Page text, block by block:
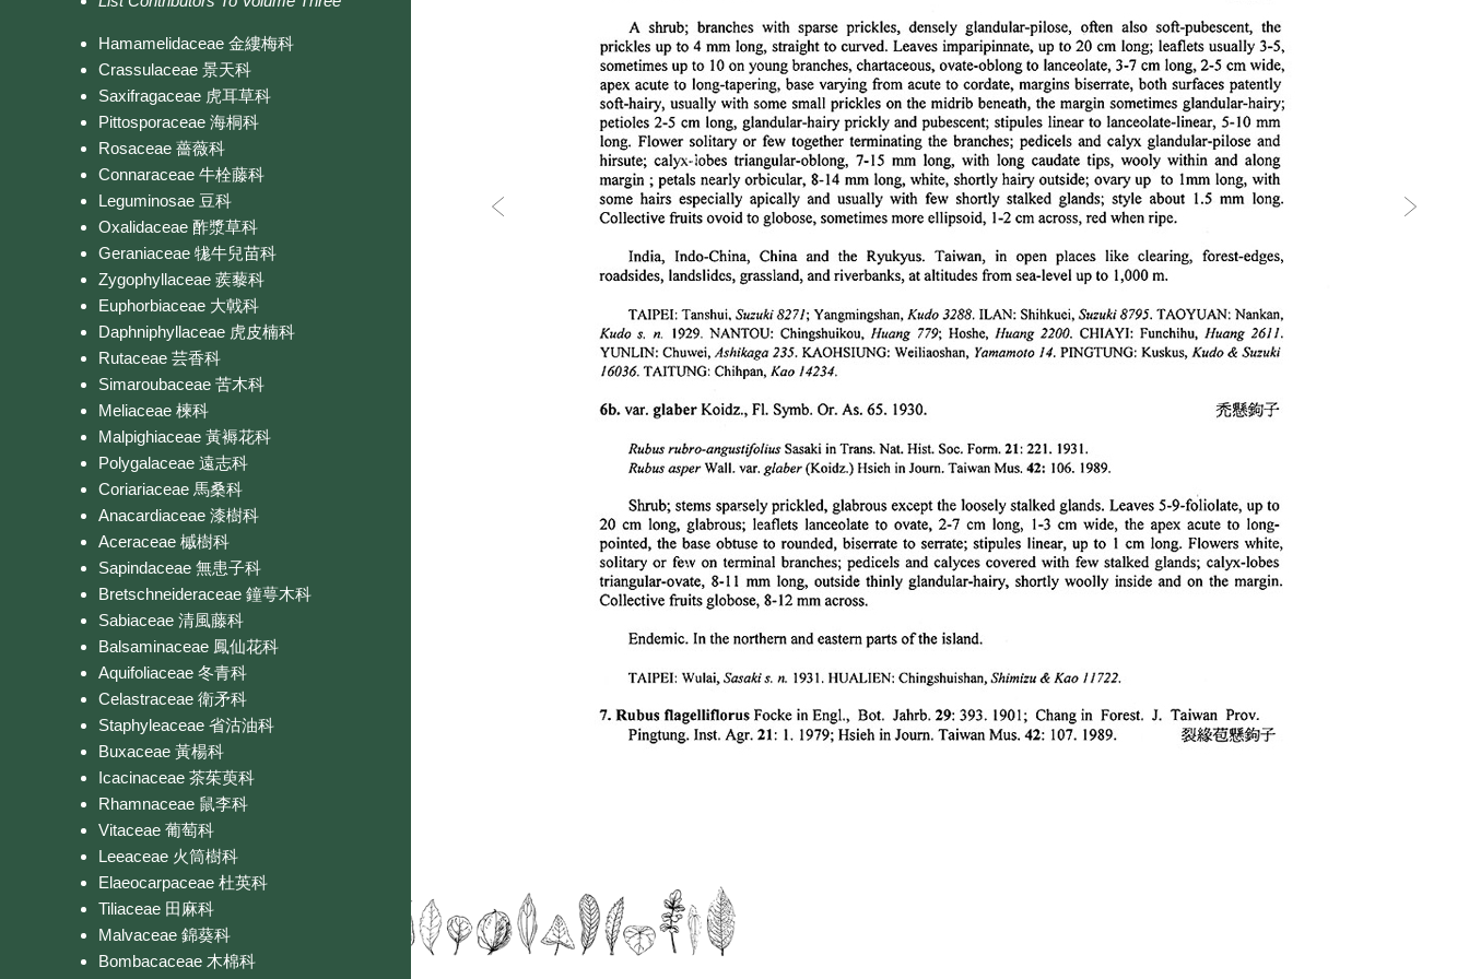
Hamamelidaceae 金縷梅科
Crassulaceae 景天科
Saxifragaceae 虎耳草科
Pittosporaceae 海桐科
Rosaceae 薔薇科
Connaraceae 牛栓藤科
Leguminosae 豆科
Oxalidaceae 酢漿草科
Geraniaceae 牻牛兒苗科
Zygophyllaceae 蒺藜科
Euphorbiaceae 大戟科
Daphniphyllaceae 虎皮楠科
Rutaceae 芸香科
Simaroubaceae 苦木科
Meliaceae 楝科
Malpighiaceae 黃褥花科
Polygalaceae 遠志科
Coriariaceae 馬桑科
Anacardiaceae 漆樹科
Aceraceae 槭樹科
Sapindaceae 無患子科
Bretschneideraceae 鐘萼木科
Sabiaceae 清風藤科
Balsaminaceae 鳳仙花科
Aquifoliaceae 冬青科
Celastraceae 衛矛科
Staphyleaceae 省沽油科
Buxaceae 黃楊科
Icacinaceae 茶茱萸科
Rhamnaceae 鼠李科
Vitaceae 葡萄科
Leeaceae 火筒樹科
Elaeocarpaceae 杜英科
Tiliaceae 田麻科
Malvaceae 錦葵科
Bombacaceae 木棉科